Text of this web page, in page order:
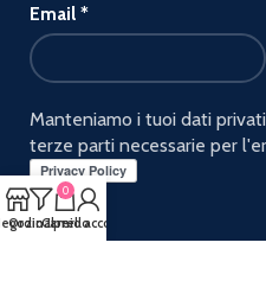
Email *
Manteniamo i tuoi dati
terze parti necessarie per
Ordina per
0
Carrello
Il mio account